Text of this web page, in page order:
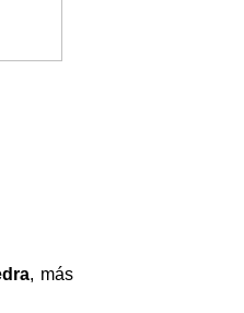
, más